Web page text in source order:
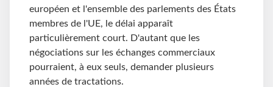
européen et l'ensemble des parlements des États
membres de l'UE, le délai apparaît
particulièrement court. D'autant que les
négociations sur les échanges commerciaux
pourraient, à eux seuls, demander plusieurs
années de tractations.